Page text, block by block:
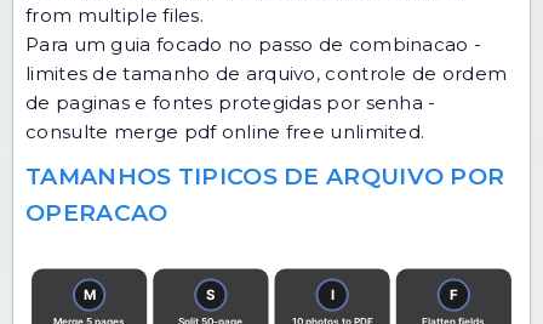
from multiple files.
Para um guia focado no passo de combinacao -
limites de tamanho de arquivo, controle de ordem
de paginas e fontes protegidas por senha -
consulte merge pdf online free unlimited.
TAMANHOS TIPICOS DE ARQUIVO POR
OPERACAO